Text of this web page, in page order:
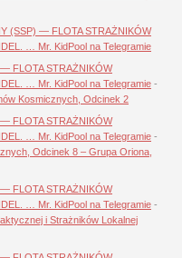
(SSP) — FLOTA STRAŻNIKÓW
… Mr. KidPool na Telegramie
FLOTA STRAŻNIKÓW
… Mr. KidPool na Telegramie -
Kosmicznych, Odcinek 2
FLOTA STRAŻNIKÓW
… Mr. KidPool na Telegramie -
Odcinek 8 – Grupa Oriona,
FLOTA STRAŻNIKÓW
… Mr. KidPool na Telegramie -
i Strażników Lokalnej